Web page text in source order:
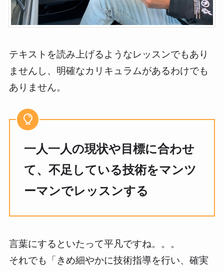
テキストを読み上げるようなレッスンでもあり
ませんし、明確なカリキュラムがあるわけでも
ありません。
一人一人の現状や目標に合わせ
て、不足している技術をマンツ
ーマンでレッスンする
言葉にするといたって平凡ですね。。。
それでも「きめ細やかに技術指導を行い、確実